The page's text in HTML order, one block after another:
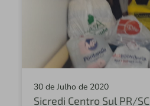
30 de Julho de 2020
Sicredi Centro Sul PR/SC